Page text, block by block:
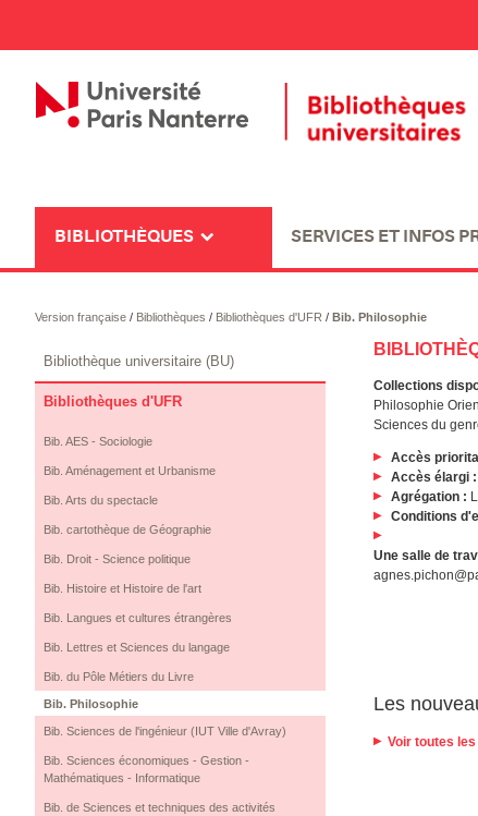
BIBLIOTHÈQUES SERVICES ET INFOS
Version française/ Bibliothèques/ Bibliothèques d'UFR/ Bib. Philosophie
Collections
Philosophie
Sciences du
Accès
Accès élargi
Agrégation :
Conditions
Une salle de
Les
Voir toutes
Bibliothèque universitaire (BU)
Bibliothèques d'UFR
Bib. AES - Sociologie
Bib. Aménagement et Urbanisme
Bib. Arts du spectacle
Bib. cartothèque de Géographie
Bib. Droit - Science politique
Bib. Histoire et Histoire de l'art
Bib. Langues et cultures étrangères
Bib. Lettres et Sciences du langage
Bib. du Pôle Métiers du Livre
Bib. Philosophie
Bib. Sciences de l'ingénieur (IUT Ville d'Avray)
Bib. Sciences économiques - Gestion -
Mathématiques - Informatique
Bib. de Sciences et techniques des activités